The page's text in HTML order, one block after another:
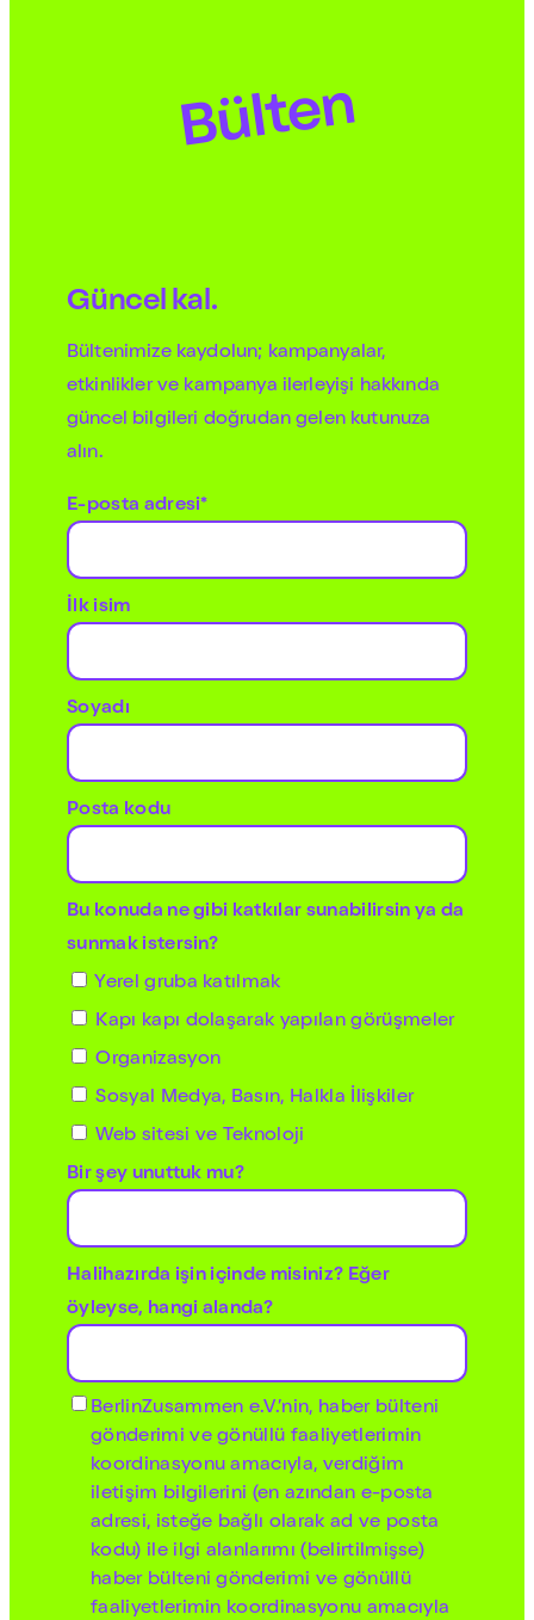
Bülten
Güncel kal.
Bültenimize kaydolun; kampanyalar,
etkinlikler ve kampanya ilerleyişi hakkında
güncel bilgileri doğrudan gelen kutunuza
alın.
E-posta adresi*
İlk isim
Soyadı
Posta kodu
Bu konuda ne gibi katkılar sunabilirsin ya da
sunmak istersin?
Yerel gruba katılmak
Kapı kapı dolaşarak yapılan görüşmeler
Organizasyon
Sosyal Medya, Basın, Halkla İlişkiler
Web sitesi ve Teknoloji
Bir şey unuttuk mu?
Halihazırda işin içinde misiniz? Eğer
öyleyse, hangi alanda?
BerlinZusammen e.V.’nin, haber bülteni
gönderimi ve gönüllü faaliyetlerimin
koordinasyonu amacıyla, verdiğim
iletişim bilgilerini (en azından e-posta
adresi, isteğe bağlı olarak ad ve posta
kodu) ile ilgi alanlarımı (belirtilmişse)
haber bülteni gönderimi ve gönüllü
faaliyetlerimin koordinasyonu amacıyla